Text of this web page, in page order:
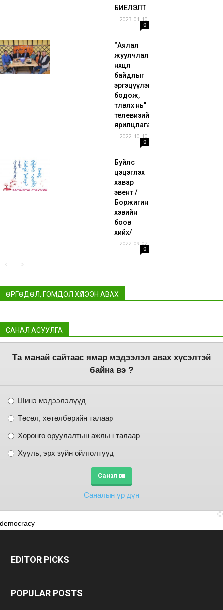
БИЕЛЭЛТ
- 2023-01-10
0
“Аялал
жуулчлалын
нөхцөл
байдлыг
эргэцүүлэн
бодож,
төлөвлөх нь”
телевизийн
ярилцлага
- 2022-10-10
0
Буйлс
цэцэглэх
хавар
эвент /
Боржигин
хэвийн
боов
хийх/
- 2022-09-02
0
ӨРГӨДӨЛ, ГОМДОЛ ХҮЛЭЭН АВАХ
САНАЛ АСУУЛГА
Та манай сайтаас ямар мэдээлэл авах хүсэлтэй
байна вэ ?
Шинэ мэдээлэлүүд
Төсөл, хөтөлбөрийн талаар
Хөрөнгө оруулалтын ажлын талаар
Хууль, эрх зүйн ойлголтууд
Саналын үр дүн
©
democracy
EDITOR PICKS
POPULAR POSTS